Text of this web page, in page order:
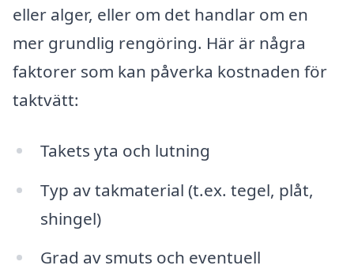
eller alger, eller om det handlar om en
mer grundlig rengöring. Här är några
faktorer som kan påverka kostnaden för
taktvätt:
Takets yta och lutning
Typ av takmaterial (t.ex. tegel, plåt,
shingel)
Grad av smuts och eventuell